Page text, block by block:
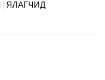
ЯЛАГЧИД